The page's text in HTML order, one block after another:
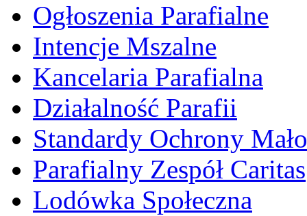
Ogłoszenia Parafialne
Intencje Mszalne
Kancelaria Parafialna
Działalność Parafii
Standardy Ochrony
Parafialny Zespół Caritas
Lodówka Społeczna